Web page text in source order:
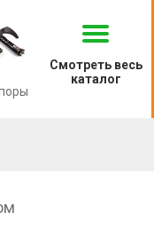
Смотреть весь
каталог